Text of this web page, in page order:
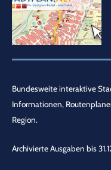
Bundesweite interaktive
Informationen,
Region.
Archivierte Ausgaben bis